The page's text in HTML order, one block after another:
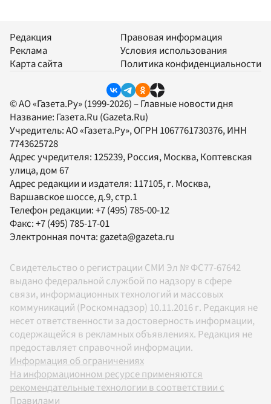
Редакция
Реклама
Карта сайта
Правовая информация
Условия использования
Политика конфиденциальности
© АО «Газета.Ру» (1999-2026) – Главные новости дня
Название: Газета.Ru (Gazeta.Ru)
Учредитель:АО «Газета.Ру», ОГРН 1067761730376, ИНН
7743625728
Адрес учредителя: 125239, Россия, Москва, Коптевская
улица, дом 67
Адрес редакции и издателя: 117105, г. Москва,
Варшавское шоссе, д.9, стр.1
Телефон редакции:+7 (495) 785-00-12
Факс:+7 (495) 785-17-01
Электронная почта: gazeta@gazeta.ru
Свидетельство о регистрации СМИ Эл № ФС77-67642
выдано федеральной службой по надзору в сфере
связи, информационных технологий и массовых
коммуникаций (Роскомнадзор) 10.11.2016 г. Редакция не
несет ответственности за достоверность информации,
содержащейся в рекламных объявлениях. Редакция не
предоставляет справочной информации.
Информация об ограничениях
На информационном ресурсе применяются
рекомендательные технологии в соответствии с
Правилами